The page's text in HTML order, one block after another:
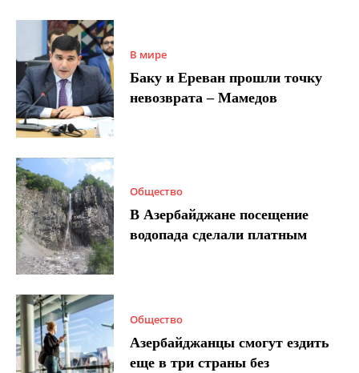
В мире
Баку и Ереван прошли точку
невозврата – Мамедов
Общество
В Азербайджане посещение
водопада сделали платным
Общество
Азербайджанцы смогут ездить
еще в три страны без